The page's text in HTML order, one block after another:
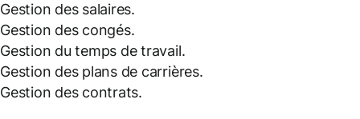
Gestion des salaires.
Gestion des congés.
Gestion du temps de travail.
Gestion des plans de carrières.
Gestion des contrats.